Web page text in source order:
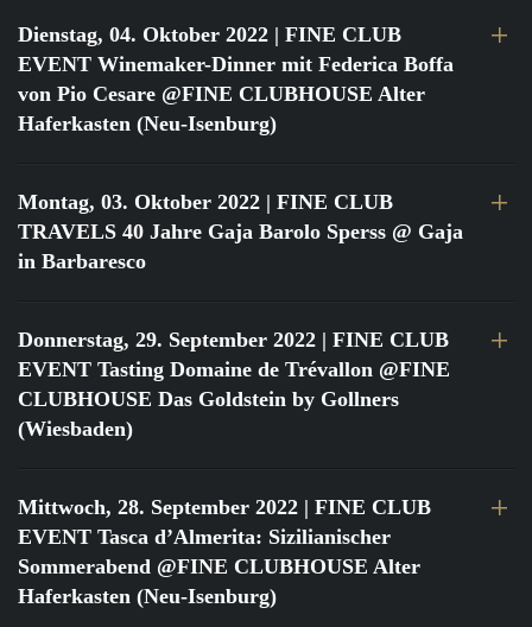
Dienstag, 04. Oktober 2022 | FINE CLUB
EVENT Winemaker-Dinner mit Federica Boffa
von Pio Cesare @FINE CLUBHOUSE Alter
Haferkasten (Neu-Isenburg)
Montag, 03. Oktober 2022 | FINE CLUB
TRAVELS 40 Jahre Gaja Barolo Sperss @ Gaja
in Barbaresco
Donnerstag, 29. September 2022 | FINE CLUB
EVENT Tasting Domaine de Trévallon @FINE
CLUBHOUSE Das Goldstein by Gollners
(Wiesbaden)
Mittwoch, 28. September 2022 | FINE CLUB
EVENT Tasca d’Almerita: Sizilianischer
Sommerabend @FINE CLUBHOUSE Alter
Haferkasten (Neu-Isenburg)